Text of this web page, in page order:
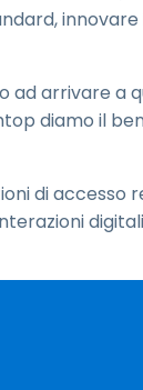
ad arrivare a
diamo il
di accesso